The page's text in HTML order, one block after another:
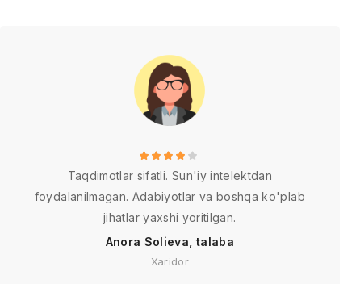
Taqdimotlar sifatli. Sun'iy intelektdan
foydalanilmagan. Adabiyotlar va boshqa ko'plab
jihatlar yaxshi yoritilgan.
Anora Solieva, talaba
Xaridor